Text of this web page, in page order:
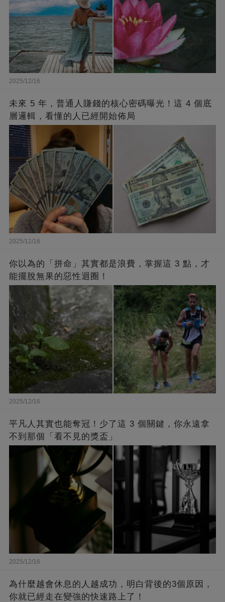
2025/12/16
未來 5 年，普通人賺錢的核心密碼曝光！這 4 個底
層邏輯，看懂的人已經開始佈局
2025/12/16
你以為的「拼命」其實都是浪費，掌握這 3 點，才
能擺脫無果的惡性迴圈！
2025/12/16
平凡人其實也能奪冠！少了這 3 個關鍵，你永遠拿
不到那個「看不見的獎盃」
2025/12/16
為什麼越會休息的人越成功，明白背後的3個原因，
你就已經走在變強的快速路上了！